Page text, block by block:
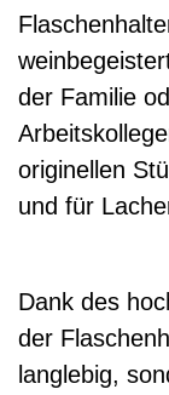
der Familie
originellen
und für
Dank des
der
langlebig,